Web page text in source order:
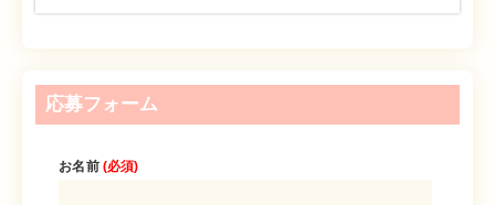
仕事内容
在宅で療養されている方への訪問看護です。
仕事内容
在宅で療養されている方への訪問看護です。
応募フォーム
お名前 (必須)